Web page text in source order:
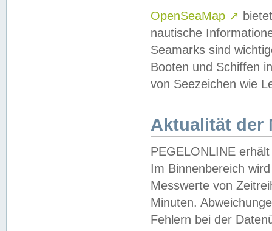
OpenSeaMap ↗
nautische
Seamarks sind
Booten und Schiffen
von Seezeichen wie
Aktualität der
PEGELONLINE
Im Binnenbereich
Messwerte von
Minuten.
Fehlern bei der